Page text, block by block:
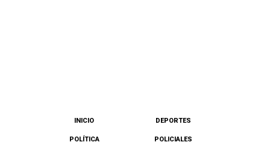
INICIO DEPORTES
POLÍTICA POLICIALES